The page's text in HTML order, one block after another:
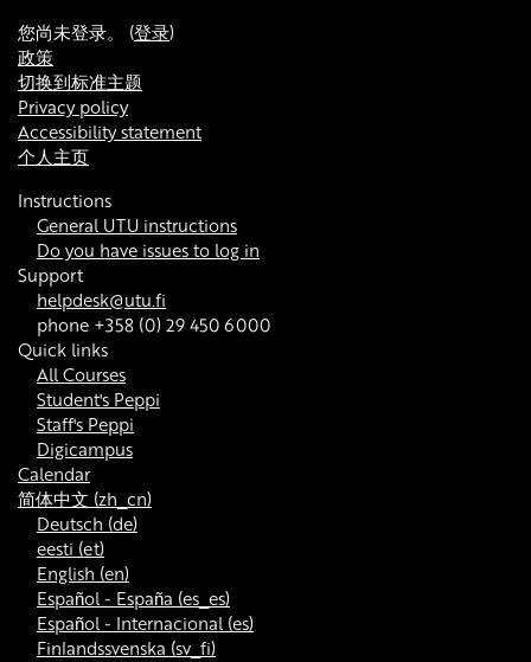
您尚未登录。 (登录)
政策
切换到标准主题
Privacy policy
Accessibility statement
个人主页
Instructions
General UTU instructions
Do you have issues to log in
Support
helpdesk@utu.fi
phone +358 (0) 29 450 6000
Quick links
All Courses
Student's Peppi
Staff's Peppi
Digicampus
Calendar
简体中文 ‎(zh_cn)‎
Deutsch ‎(de)‎
eesti ‎(et)‎
English ‎(en)‎
Español - España ‎(es_es)‎
Español - Internacional ‎(es)‎
Finlandssvenska ‎(sv_fi)‎